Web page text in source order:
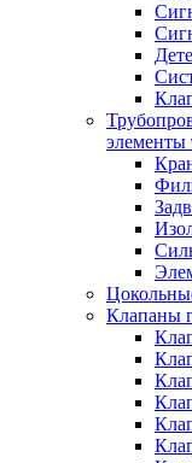
элементы
Клапаны